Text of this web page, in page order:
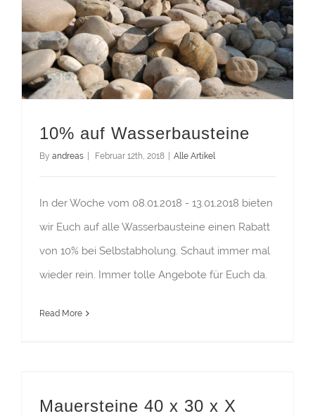
10% auf Wasserbausteine
By andreas Februar 12th, 2018 Alle Artikel
In der Woche vom 08.01.2018 - 13.01.2018 bieten
wir Euch auf alle Wasserbausteine einen Rabatt
von 10% bei Selbstabholung. Schaut immer mal
wieder rein. Immer tolle Angebote für Euch da.
Read More
Mauersteine 40 x 30 x X